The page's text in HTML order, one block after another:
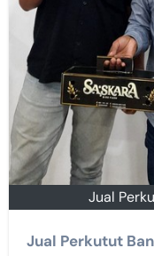
Jual
Jual Perkutut Bangkok Pekalongan, Gacor Kelas